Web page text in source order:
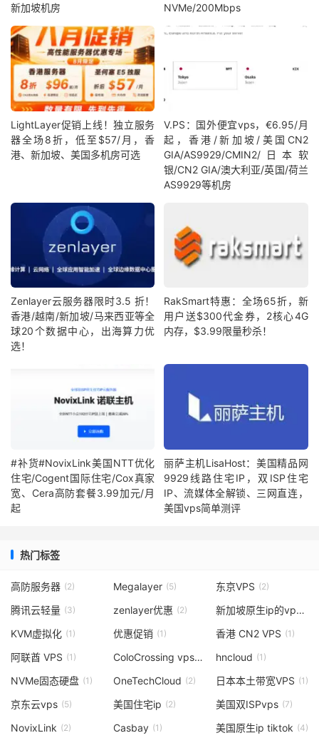
新加坡机房
NVMe/200Mbps
LightLayer促销上线！独立服务
器全场8折，低至$57/月，香
港、新加坡、美国多机房可选
V.PS：国外便宜vps，€6.95/月
起，香港/新加坡/美国CN2
GIA/AS9929/CMIN2/日本软
银/CN2 GIA/澳大利亚/英国/荷兰
AS9929等机房
Zenlayer云服务器限时3.5 折！
香港/越南/新加坡/马来西亚等全
球20个数据中心，出海算力优
选！
RakSmart特惠：全场65折，新
用户送$300代金券，2核心4G
内存，$3.99限量秒杀！
#补货#NovixLink美国NTT优化
住宅/Cogent国际住宅/Cox真家
宽、Cera高防套餐3.99加元/月
起
丽萨主机LisaHost：美国精品网
9929线路住宅IP，双ISP住宅
IP、流媒体全解锁、三网直连，
美国vps简单测评
热门标签
高防服务器 (2) Megalayer (5) 东京VPS (2)
腾讯云轻量 (3) zenlayer优惠 (2) 新加坡原生ip的vps
KVM虚拟化 (1) 优惠促销 (1) 香港 CN2 VPS (1)
阿联酋 VPS (1) ColoCrossing vps hncloud (1)
NVMe固态硬盘 (1) OneTechCloud (2) 日本本土带宽VPS (1)
京东云vps (5) 美国住宅ip (2) 美国双ISPvps (7)
NovixLink (2) Casbay (1) 美国原生ip tiktok (4)